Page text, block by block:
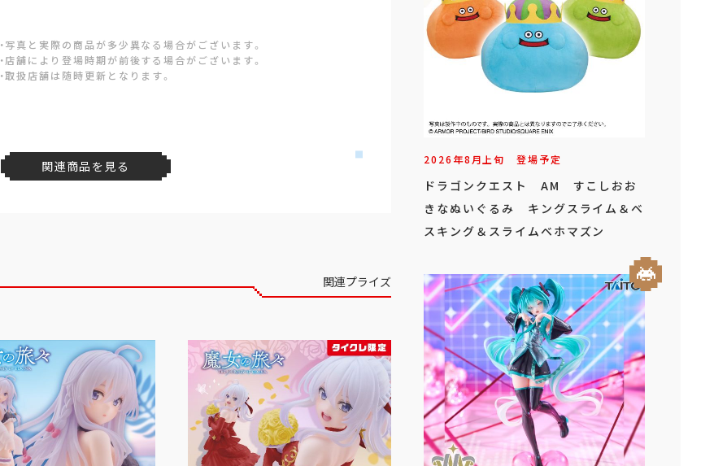
・写真と実際の商品が多少異なる場合がございます。
・店舗により登場時期が前後する場合がございます。
・取扱店舗は随時更新となります。
関連商品を見る
関連プライズ
2026年8月上旬 登場予定
ドラゴンクエスト AM すこしおお
きなぬいぐるみ キングスライム＆ベ
スキング＆スライムベホマズン